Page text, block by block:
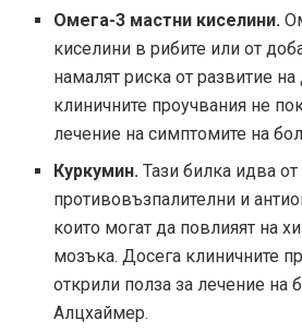
Омега-3 мастни киселини.
киселини в рибите или от
намалят риска от развитие
клиничните проучвания не
лечение на симптомите на
Куркумин. Тази билка идва
противовъзпалителни и
които могат да повлияят на
мозъка. Досега клиничните
открили полза за лечение на
Алцхаймер.